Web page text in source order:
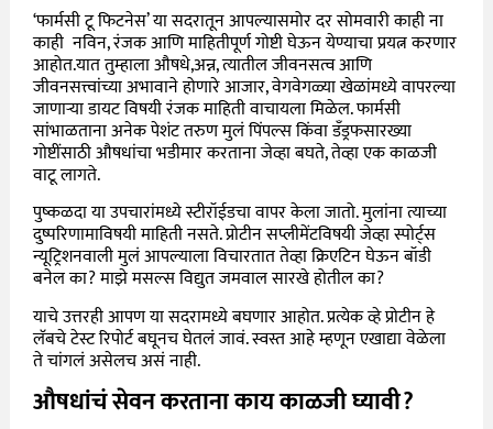
‘फार्मसी टू फिटनेस’ या सदरातून आपल्यासमोर दर सोमवारी काही ना
काही नविन, रंजक आणि माहितीपूर्ण गोष्टी घेऊन येण्याचा प्रयत्न करणार
आहोत.यात तुम्हाला औषधे,अन्न, त्यातील जीवनसत्व आणि
जीवनसत्त्वांच्या अभावाने होणारे आजार, वेगवेगळ्या खेळांमध्ये वापरल्या
जाणाऱ्या डायट विषयी रंजक माहिती वाचायला मिळेल. फार्मसी
सांभाळताना अनेक पेशंट तरुण मुलं पिंपल्स किंवा डँड्रफसारख्या
गोष्टींसाठी औषधांचा भडीमार करताना जेव्हा बघते, तेव्हा एक काळजी
वाटू लागते.
पुष्कळदा या उपचारांमध्ये स्टीरॉईडचा वापर केला जातो. मुलांना त्याच्या
दुष्परिणामाविषयी माहिती नसते. प्रोटीन सप्लीमेंटविषयी जेव्हा स्पोर्ट्स
न्यूट्रिशनवाली मुलं आपल्याला विचारतात तेव्हा क्रिएटिन घेऊन बॉडी
बनेल का? माझे मसल्स विद्युत जमवाल सारखे होतील का?
याचे उत्तरही आपण या सदरामध्ये बघणार आहोत. प्रत्येक व्हे प्रोटीन हे
लॅबचे टेस्ट रिपोर्ट बघूनच घेतलं जावं. स्वस्त आहे म्हणून एखाद्या वेळेला
ते चांगलं असेलच असं नाही.
औषधांचं सेवन करताना काय काळजी घ्यावी?